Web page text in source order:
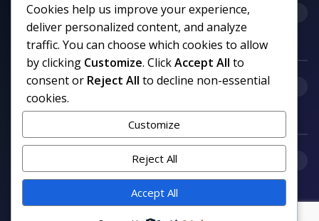
Categorias
Links uteis
Cookies help us improve your experience,
deliver personalized content, and analyze
traffic. You can choose which cookies to allow
by clicking Customize. ClickAccept All to
consent or Reject All to decline non-essential
cookies.
Customize
Reject All
Accept All